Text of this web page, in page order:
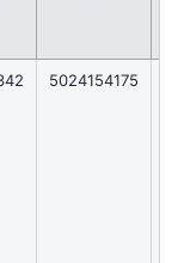
5024154175